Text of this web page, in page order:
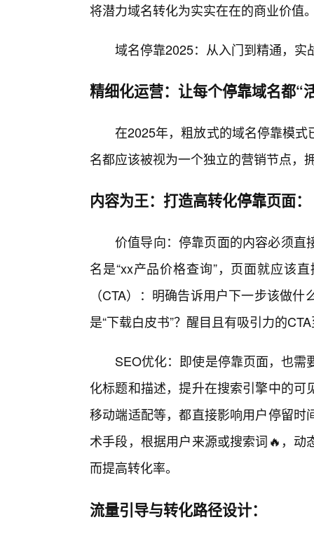
将潜力域名转化为实实在在的商业价值
域名停靠2025：从入门到精通，实
精细化运营：让每个停靠域名都“
在2025年，粗放式的域名停靠模
名都应该被视为一个独立的营销节点，
内容为王：打造高转化停靠页面：
价值导向：停靠页面的内容必须直
名是“xx产品价格查询”，页面就应该
（CTA）：明确告诉用户下一步该做什
是“下载白皮书”？醒目且有吸引力的
SEO优化：即使是停靠页面，也
化标题和描述，提升在搜索引擎中的
移动端适配等，都直接影响用户停留
术手段，根据用户来源或搜索词🔥，
而提高转化率。
流量引导与转化路径设计：